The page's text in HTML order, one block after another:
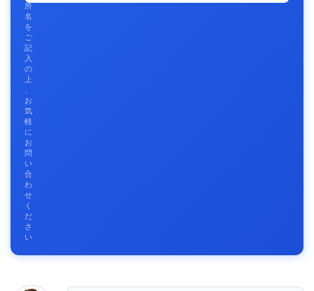
所
名
を
ご
記
入
の
上
、
お
気
軽
に
お
問
い
合
わ
せ
く
だ
さ
い